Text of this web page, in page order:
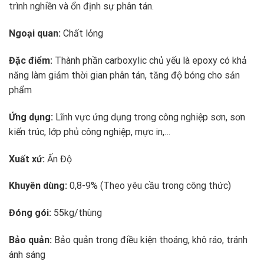
trình nghiền và ổn định sự phân tán.
Ngoại quan: Chất lỏng
Đặc điểm: Thành phần carboxylic chủ yếu là epoxy có khả
năng làm giảm thời gian phân tán, tăng độ bóng cho sản
phẩm
Ứng dụng: Lĩnh vực ứng dụng trong công nghiệp sơn, sơn
kiến trúc, lớp phủ công nghiệp, mực in,…
Xuất xứ: Ấn Độ
Khuyên dùng: 0,8-9% (Theo yêu cầu trong công thức)
Đóng gói: 55kg/thùng
Bảo quản: Bảo quản trong điều kiện thoáng, khô ráo, tránh
ánh sáng